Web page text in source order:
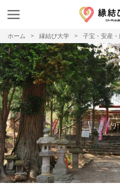
ホーム 縁結び大学 子宝・安産